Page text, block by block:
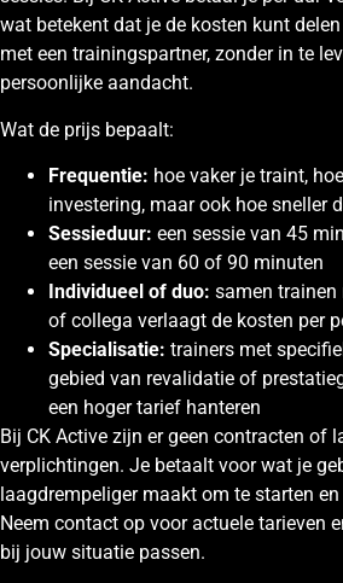
wat betekent dat je de kosten kunt
met een trainingspartner, zonder in te
persoonlijke aandacht.
Wat de prijs bepaalt:
Frequentie: hoe vaker je traint,
investering, maar ook hoe sneller
Sessieduur: een sessie van 45
een sessie van 60 of 90 minuten
Individueel of duo: samen trainen
of collega verlaagt de kosten per
Specialisatie: trainers met
gebied van revalidatie of
een hoger tarief hanteren
Bij CK Active zijn er geen contracten of
verplichtingen. Je betaalt voor wat je
laagdrempeliger maakt om te starten
Neem contact op voor actuele tarieven
bij jouw situatie passen.